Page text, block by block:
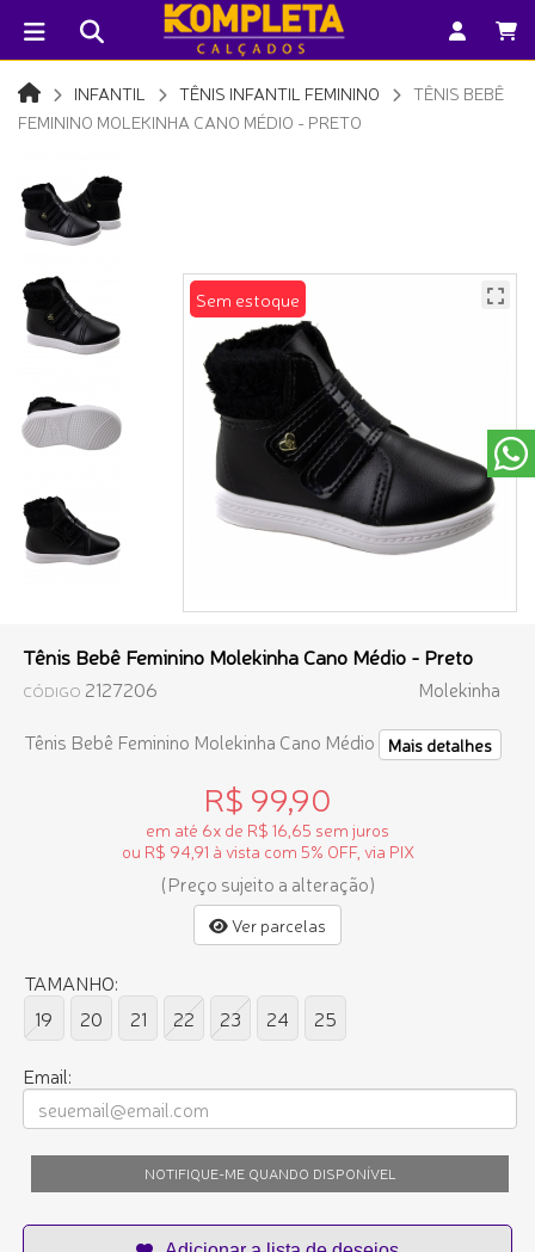
INFANTIL TÊNIS INFANTIL FEMININO
TÊNIS BEBÊ
FEMININO MOLEKINHA CANO MÉDIO - PRETO
Sem estoque
Tênis Bebê Feminino Molekinha Cano Médio - Preto
CÓDIGO 2127206
Molekinha
Tênis Bebê Feminino Molekinha Cano Médio
Mais detalhes
R$ 99,90
em até 6x de R$ 16,65 sem juros
ou R$ 94,91 à vista com 5% OFF, via PIX
(Preço sujeito a alteração)
Ver parcelas
TAMANHO:
19
20 21 22 23 24 25
Email:
NOTIFIQUE-ME QUANDO DISPONÍVEL